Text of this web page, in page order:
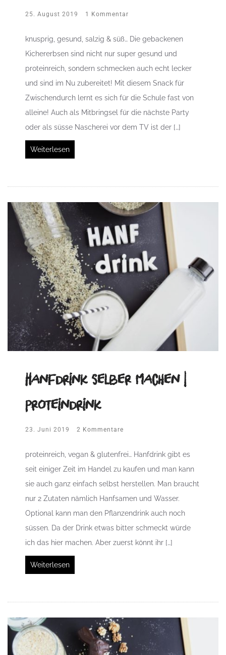
25. August 2019 1 Kommentar
knusprig, gesund, salzig & süß… Die gebackenen
Kichererbsen sind nicht nur super gesund und
proteinreich, sondern schmecken auch echt lecker
und sind im Nu zubereitet! Mit diesem Snack für
Zwischendurch lernt es sich für die Schule fast von
alleine! Auch als Mitbringsel für die nächste Party
oder als süsse Nascherei vor dem TV ist der […]
Weiterlesen
Hanfdrink selber machen |
Proteindrink
23. Juni 2019 2 Kommentare
proteinreich, vegan & glutenfrei… Hanfdrink gibt es
seit einiger Zeit im Handel zu kaufen und man kann
sie auch ganz einfach selbst herstellen. Man braucht
nur 2 Zutaten nämlich Hanfsamen und Wasser.
Optional kann man den Pflanzendrink auch noch
süssen. Da der Drink etwas bitter schmeckt würde
ich das hier machen. Aber zuerst könnt ihr […]
Weiterlesen